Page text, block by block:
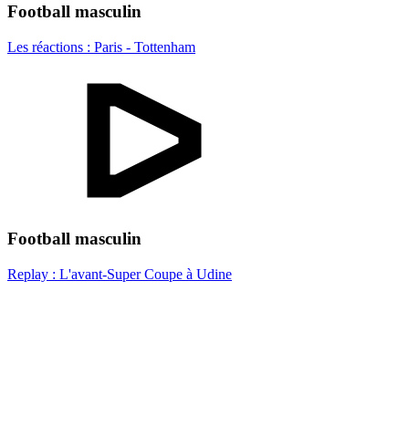
Football masculin
Les réactions : Paris - Tottenham
Football masculin
Replay : L'avant-Super Coupe à Udine